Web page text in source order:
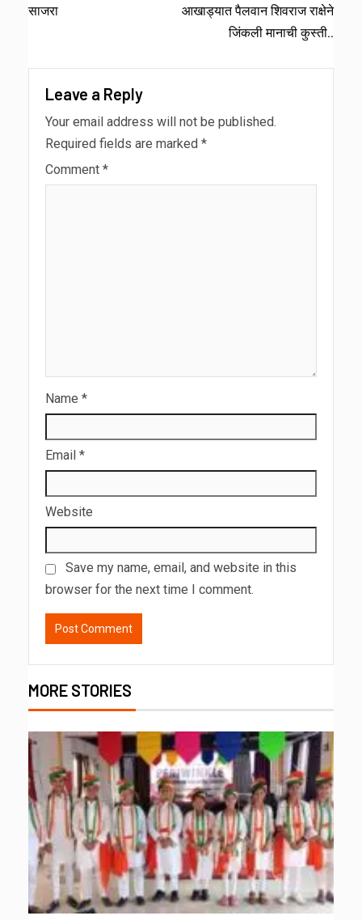
साजरा
आखाड्यात पैलवान शिवराज राक्षेने
जिंकली मानाची कुस्ती..
Leave a Reply
Your email address will not be published.
Required fields are marked *
Comment *
Name *
Email *
Website
Save my name, email, and website in this
browser for the next time I comment.
MORE STORIES